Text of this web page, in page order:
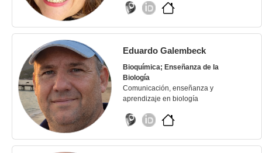
Eduardo Galembeck
Bioquímica; Enseñanza de la
Biología
Comunicación, enseñanza y
aprendizaje en biología